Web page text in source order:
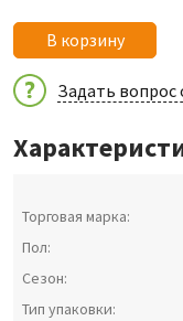
В корзину
Задать вопрос
Торговая марка:
Пол:
Сезон:
Тип упаковки: